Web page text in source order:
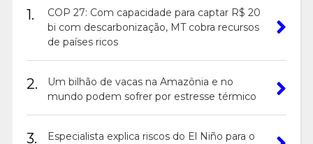
1.
COP 27: Com capacidade para captar R$ 20
bi com descarbonização, MT cobra recursos
de países ricos
2.
Um bilhão de vacas na Amazônia e no
mundo podem sofrer por estresse térmico
3.
Especialista explica riscos do El Niño para o